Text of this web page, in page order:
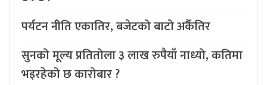
पर्यटन नीति एकातिर, बजेटको बाटो अर्कैतिर
सुनको मूल्य प्रतितोला ३ लाख रुपैयाँ नाध्यो, कतिमा
भइरहेको छ कारोबार ?